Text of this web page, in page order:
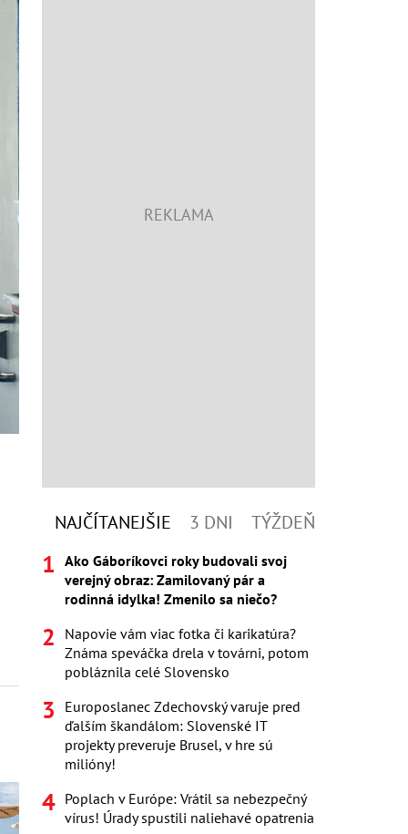
NAJČÍTANEJŠIE 3 DNI TÝŽDEŇ
Ako Gáboríkovci roky budovali svoj
verejný obraz: Zamilovaný pár a
rodinná idylka! Zmenilo sa niečo?
Napovie vám viac fotka či karikatúra?
Známa speváčka drela v továrni, potom
pobláznila celé Slovensko
Europoslanec Zdechovský varuje pred
ďalším škandálom: Slovenské IT
projekty preveruje Brusel, v hre sú
milióny!
Poplach v Európe: Vrátil sa nebezpečný
vírus! Úrady spustili naliehavé opatrenia